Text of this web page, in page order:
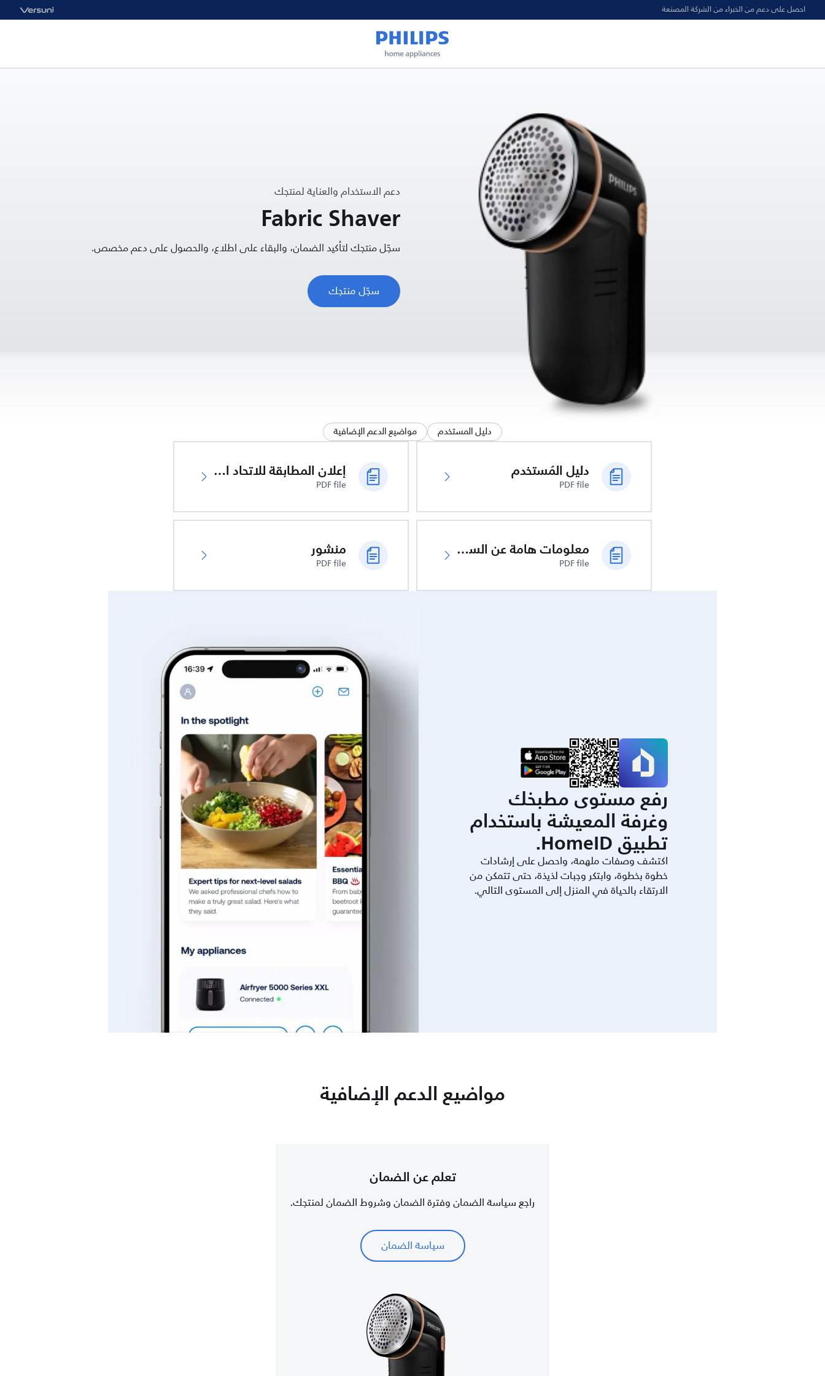
احصل على دعم من الخبراء من الشركة المصنعة
دعم الاستخدام والعناية لمنتجك
Fabric Shaver
سجّل منتجك لتأكيد الضمان، والبقاء على اطلاع، والحصول على دعم مخصص.
سجّل منتجك
دليل المستخدم مواضيع الدعم الإضافية
دليل المُستخدم
PDF file
إعلان المطابقة للاتحاد الأوروبي
PDF file
معلومات هامة عن السلامة
PDF file
منشور
PDF file
رفع مستوى مطبخك
وغرفة المعيشة باستخدام
تطبيق HomeID.
اكتشف وصفات ملهمة، واحصل على إرشادات
خطوة بخطوة، وابتكر وجبات لذيذة، حتى تتمكن من
الارتقاء بالحياة في المنزل إلى المستوى التالي.
مواضيع الدعم الإضافية
تعلم عن الضمان
راجع سياسة الضمان وفترة الضمان وشروط الضمان لمنتجك.
سياسة الضمان